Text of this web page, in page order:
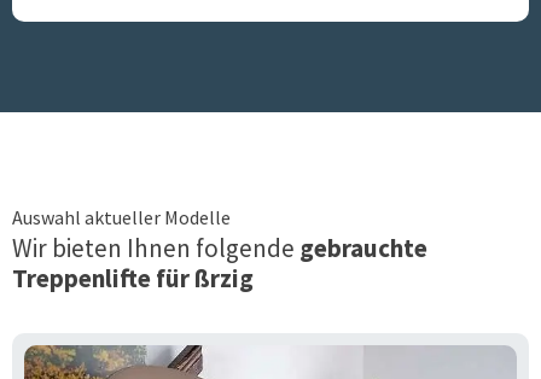
Auswahl aktueller Modelle
Wir bieten Ihnen folgende gebrauchte
Treppenlifte fürßrzig